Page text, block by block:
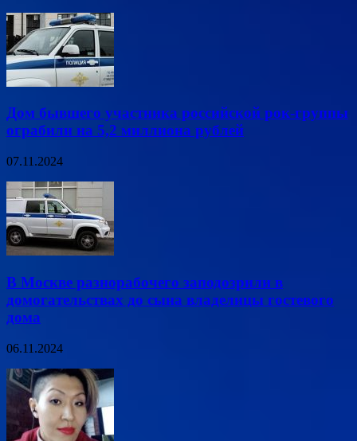
Дом бывшего участника российской рок-группы
ограбили на 5,2 миллиона рублей
07.11.2024
В Москве разнорабочего заподозрили в
домогательствах до сына владелицы гостевого
дома
06.11.2024